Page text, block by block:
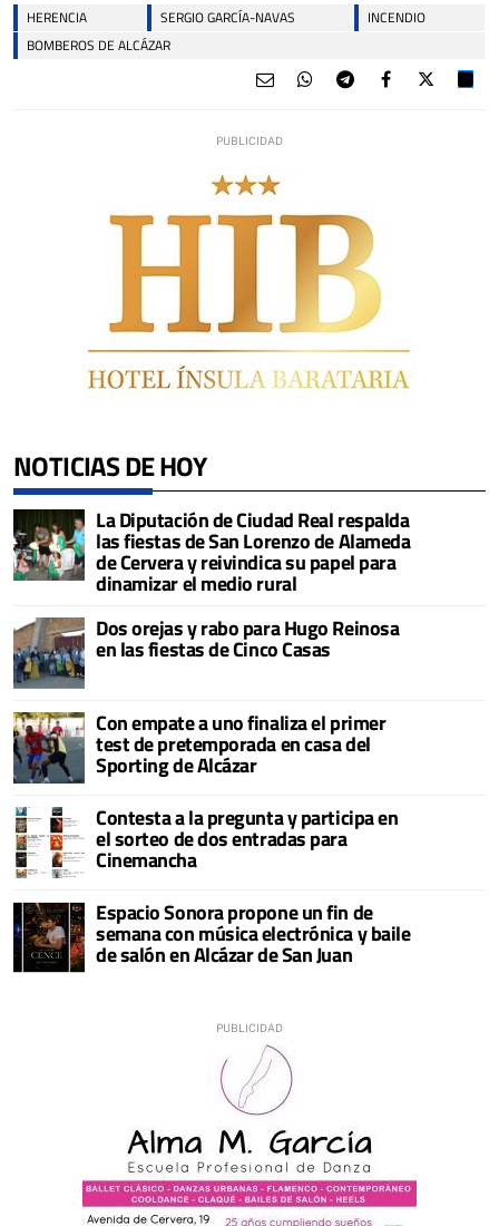
HERENCIA SERGIO GARCÍA-NAVAS
INCENDIO
BOMBEROS DE ALCÁZAR
NOTICIAS DE HOY
La Diputación de Ciudad Real respalda
las fiestas de San Lorenzo de Alameda
de Cervera y reivindica su papel para
dinamizar el medio rural
Dos orejas y rabo para Hugo Reinosa
en las fiestas de Cinco Casas
Con empate a uno finaliza el primer
test de pretemporada en casa del
Sporting de Alcázar
Contesta a la pregunta y participa en
el sorteo de dos entradas para
Cinemancha
Espacio Sonora propone un fin de
semana con música electrónica y baile
de salón en Alcázar de San Juan